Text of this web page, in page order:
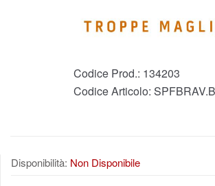
Codice Prod.: 134203
Codice Articolo:
Disponibilità: Non Disponibile